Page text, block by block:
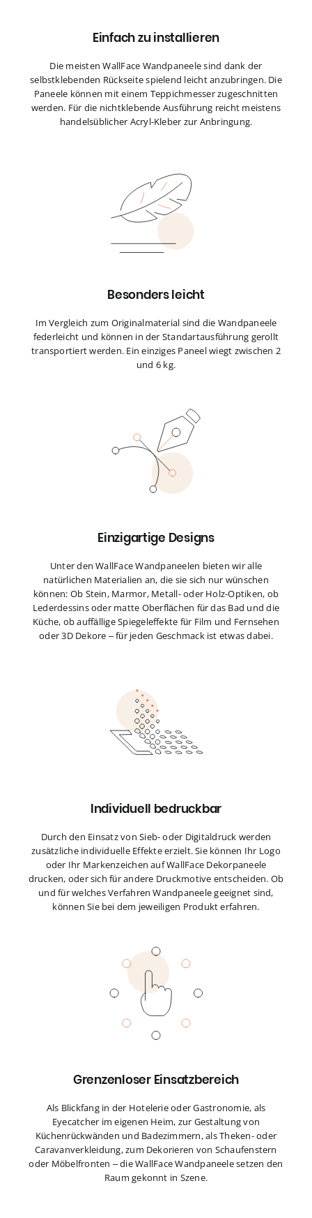
Einfach zu installieren
Die meisten WallFace Wandpaneele sind dank der
selbstklebenden Rückseite spielend leicht anzubringen. Die
Paneele können mit einem Teppichmesser zugeschnitten
werden. Für die nichtklebende Ausführung reicht meistens
handelsüblicher Acryl-Kleber zur Anbringung.
Besonders leicht
Im Vergleich zum Originalmaterial sind die Wandpaneele
federleicht und können in der Standartausführung gerollt
transportiert werden. Ein einziges Paneel wiegt zwischen 2
und 6 kg.
Einzigartige Designs
Unter den WallFace Wandpaneelen bieten wir alle
natürlichen Materialien an, die sie sich nur wünschen
können: Ob Stein, Marmor, Metall- oder Holz-Optiken, ob
Lederdessins oder matte Oberflächen für das Bad und die
Küche, ob auffällige Spiegeleffekte für Film und Fernsehen
oder 3D Dekore – für jeden Geschmack ist etwas dabei.
Individuell bedruckbar
Durch den Einsatz von Sieb- oder Digitaldruck werden
zusätzliche individuelle Effekte erzielt. Sie können Ihr Logo
oder Ihr Markenzeichen auf WallFace Dekorpaneele
drucken, oder sich für andere Druckmotive entscheiden. Ob
und für welches Verfahren Wandpaneele geeignet sind,
können Sie bei dem jeweiligen Produkt erfahren.
Grenzenloser Einsatzbereich
Als Blickfang in der Hotelerie oder Gastronomie, als
Eyecatcher im eigenen Heim, zur Gestaltung von
Küchenrückwänden und Badezimmern, als Theken- oder
Caravanverkleidung, zum Dekorieren von Schaufenstern
oder Möbelfronten – die WallFace Wandpaneele setzen den
Raum gekonnt in Szene.